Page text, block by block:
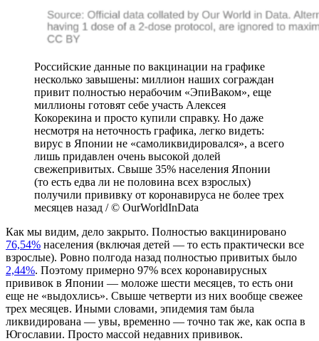
Российские данные по вакцинации на графике
несколько завышены: миллион наших сограждан
привит полностью нерабочим «ЭпиВаком», еще
миллионы готовят себе участь Алексея
Кокорекина и просто купили справку. Но даже
несмотря на неточность графика, легко видеть:
вирус в Японии не «самоликвидировался», а всего
лишь придавлен очень высокой долей
свежепривитых. Свыше 35% населения Японии
(то есть едва ли не половина всех взрослых)
получили прививку от коронавируса не более трех
месяцев назад / © OurWorldInData
Как мы видим, дело закрыто. Полностью вакцинировано
76,54% населения (включая детей — то есть практически все
взрослые). Ровно полгода назад полностью привитых было
2,44%. Поэтому примерно 97% всех коронавирусных
прививок в Японии — моложе шести месяцев, то есть они
еще не «выдохлись». Свыше четверти из них вообще свежее
трех месяцев. Иными словами, эпидемия там была
ликвидирована — увы, временно — точно так же, как оспа в
Югославии. Просто массой недавних прививок.